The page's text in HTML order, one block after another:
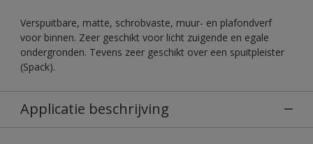
Verspuitbare, matte, schrobvaste, muur- en plafondverf
voor binnen. Zeer geschikt voor licht zuigende en egale
ondergronden. Tevens zeer geschikt over een spuitpleister
(Spack).
Applicatie beschrijving